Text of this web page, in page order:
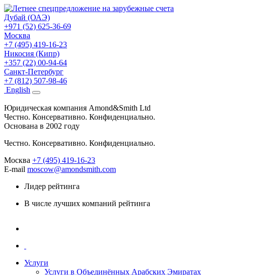
Дубай (ОАЭ)
+971 (52) 625-36-69
Москва
+7 (495) 419-16-23
Никосия (Кипр)
+357 (22) 00-94-64
Санкт-Петербург
+7 (812) 507-98-46
English
Юридическая компания Amond&Smith Ltd
Честно. Консервативно. Конфиденциально.
Основана в 2002 году
Честно. Консервативно. Конфиденциально.
Москва +7 (495) 419-16-23
E-mail moscow@amondsmith.com
Лидер рейтинга
В числе лучших компаний рейтинга
Услуги
Услуги в Объединённых Арабских Эмиратах